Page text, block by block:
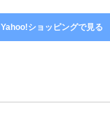
Yahoo!ショッピングで見る